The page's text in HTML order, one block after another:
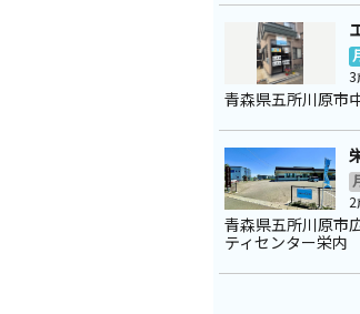
3
青森県五所川原市
青森県五所川原市
ティセンター栄内